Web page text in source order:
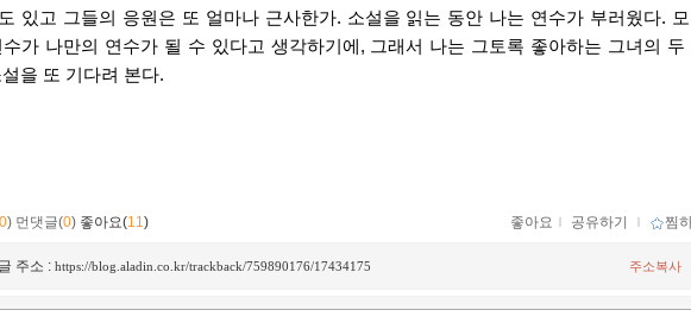
있고 그들의 응원은 또 얼마나 근사한가. 소설을 읽는 동안 나는 연수가 부러웠다.
수가 나만의 연수가 될 수 있다고 생각하기에, 그래서 나는 그토록 좋아하는 그녀의 두
을 또 기다려 본다.
0) 먼댓글(0) 좋아요(11) 좋아요 ｌ 공유하기 ｌ 찜
주소 : https://blog.aladin.co.kr/trackback/759890176/17434175 주소복사